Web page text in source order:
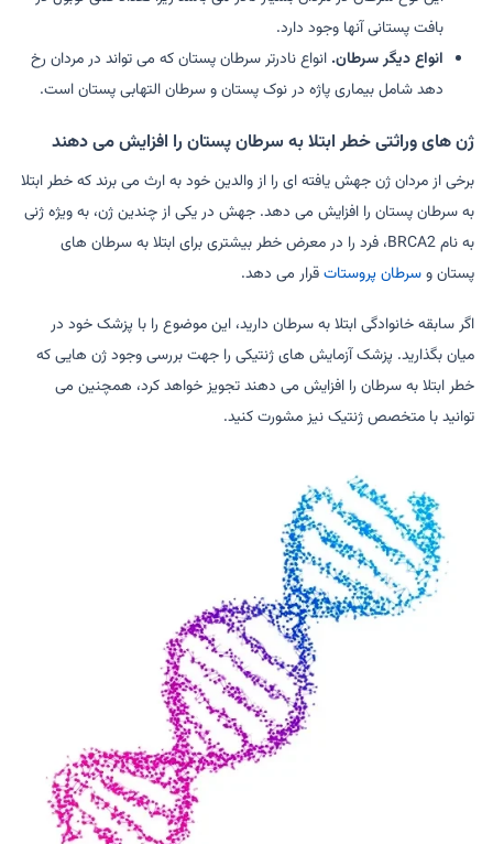
بافت پستانی آنها وجود دارد.
انواع دیگر سرطان. انواع نادرتر سرطان پستان که می تواند در مردان رخ
دهد شامل بیماری پاژه در نوک پستان و سرطان التهابی پستان است.
ژن های وراثتی خطر ابتلا به سرطان پستان را افزایش می دهند
برخی از مردان ژن جهش یافته ای را از والدین خود به ارث می برند که خطر ابتلا
به سرطان پستان را افزایش می دهد. جهش در یکی از چندین ژن، به ویژه ژنی
به نام BRCA2، فرد را در معرض خطر بیشتری برای ابتلا به سرطان های
پستان وسرطان پروستاتقرار می دهد.
اگر سابقه خانوادگی ابتلا به سرطان دارید، این موضوع را با پزشک خود در
میان بگذارید. پزشک آزمایش های ژنتیکی را جهت بررسی وجود ژن هایی که
خطر ابتلا به سرطان را افزایش می دهند تجویز خواهد کرد، همچنین می
توانید با متخصص ژنتیک نیز مشورت کنید.